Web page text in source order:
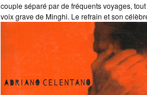
couple séparé par de fréquents voyages,
voix grave de Minghi. Le refrain et son